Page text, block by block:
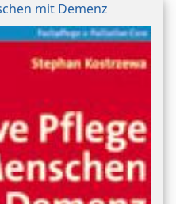
mit Demenz